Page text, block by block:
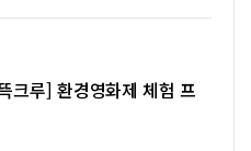
크루] 환경영화제 체험 프